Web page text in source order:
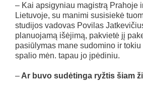
– Kai apsigyniau magistrą Prahoje
Lietuvoje, su manimi susisiekė
studijos vadovas Povilas
planuojamą išėjimą, pakvietė jį
pasiūlymas mane sudomino ir
spalio mėn. tapau jo įpėdiniu.
– Ar buvo sudėtinga ryžtis šiam